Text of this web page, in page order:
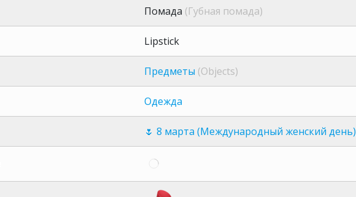
Помада (Губная помада)
Lipstick
Предметы (Objects)
Одежда
🌷 ️8 марта (Международный женский день)